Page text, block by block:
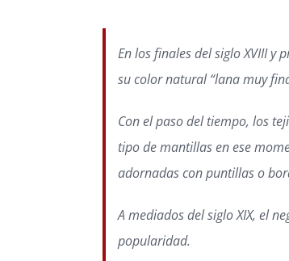
En los finales del siglo XVIII
su color natural “lana muy
Con el paso del tiempo, los
tipo de mantillas en ese
adornadas con puntillas o
A mediados del siglo XIX, el
popularidad.